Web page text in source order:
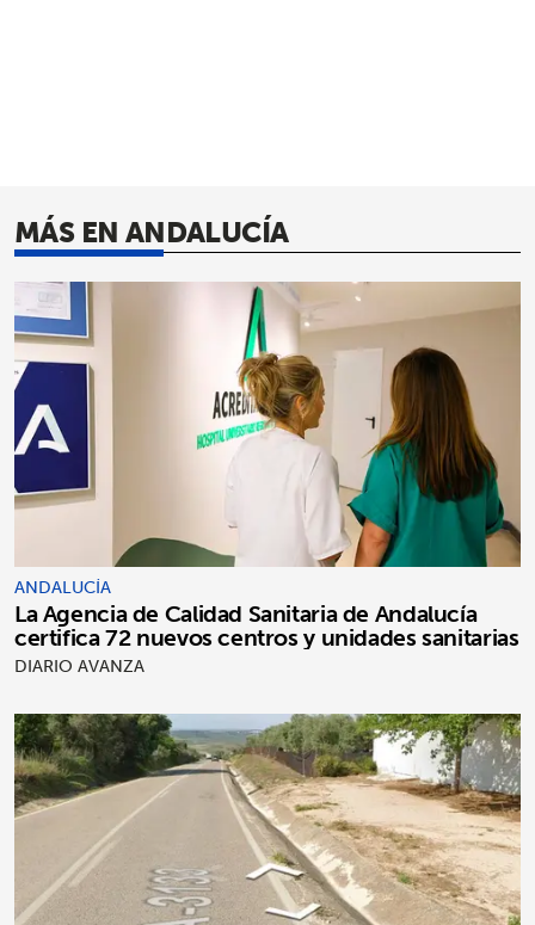
MÁS EN ANDALUCÍA
ANDALUCÍA
La Agencia de Calidad Sanitaria de Andalucía
certifica 72 nuevos centros y unidades sanitarias
DIARIO AVANZA